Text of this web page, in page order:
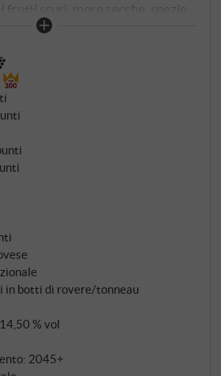
frutti scuri, more secche, spezie,
Il palato è lucido ed
frutta dolce sono seguite da
di cedro e falò, oltre a tannini
quasi infinita. SUPERIORE.DE
in botti di rovere/tonneau
% vol
2045+